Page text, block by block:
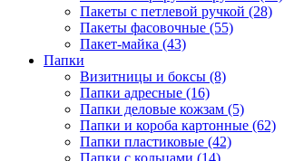
Пакеты с петлевой ручкой (28)
Пакеты фасовочные (55)
Пакет-майка (43)
Папки
Визитницы и боксы (8)
Папки адресные (16)
Папки деловые кожзам (5)
Папки и короба картонные (62)
Папки пластиковые (42)
Папки с кольцами (14)